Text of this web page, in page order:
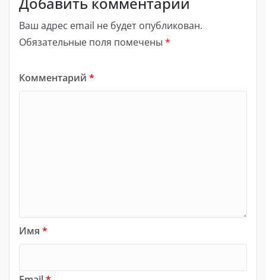
Ваш адрес email не будет опубликован.
Обязательные поля помечены *
Комментарий *
Имя *